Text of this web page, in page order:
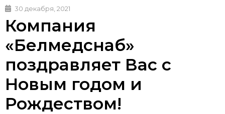
30 декабря, 2021
Компания
«Белмедснаб»
поздравляет Вас с
Новым годом и
Рождеством!